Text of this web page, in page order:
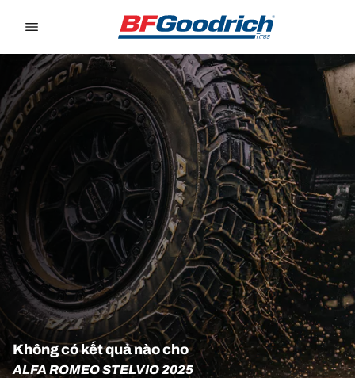
Không có kết quả nào cho
ALFA ROMEO STELVIO 2025